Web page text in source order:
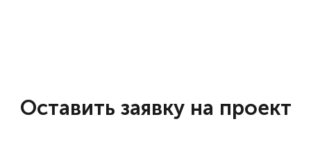
Оставить заявку на проект